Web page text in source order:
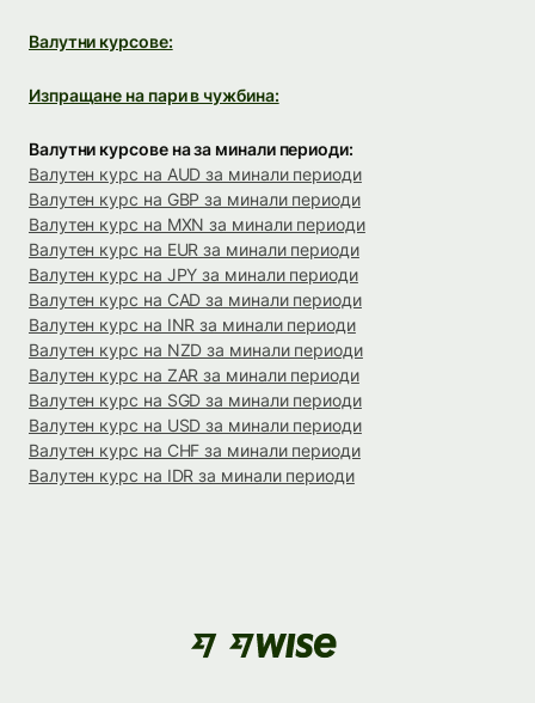
Валутни курсове:
Изпращане на пари в чужбина:
Валутни курсове на за минали периоди:
Валутен курс на AUD за минали периоди
Валутен курс на GBP за минали периоди
Валутен курс на MXN за минали периоди
Валутен курс на EUR за минали периоди
Валутен курс на JPY за минали периоди
Валутен курс на CAD за минали периоди
Валутен курс на INR за минали периоди
Валутен курс на NZD за минали периоди
Валутен курс на ZAR за минали периоди
Валутен курс на SGD за минали периоди
Валутен курс на USD за минали периоди
Валутен курс на CHF за минали периоди
Валутен курс на IDR за минали периоди